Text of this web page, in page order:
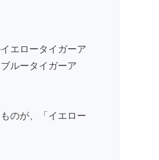
エロータイガーア
ルータイガーア
のが、「イエロー